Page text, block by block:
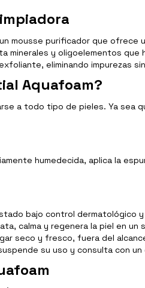
mousse purificador que
minerales y oligoelementos
eliminando impurezas
Aquafoam?
a todo tipo de pieles. Ya
humedecida, aplica la
bajo control dermatológico
calma y regenera la piel en
seco y fresco, fuera del
su uso y consulta con